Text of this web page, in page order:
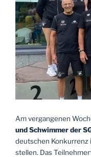
Am vergangenen
undSchwimmerder
deutschen Konkurrenz
stellen. Das